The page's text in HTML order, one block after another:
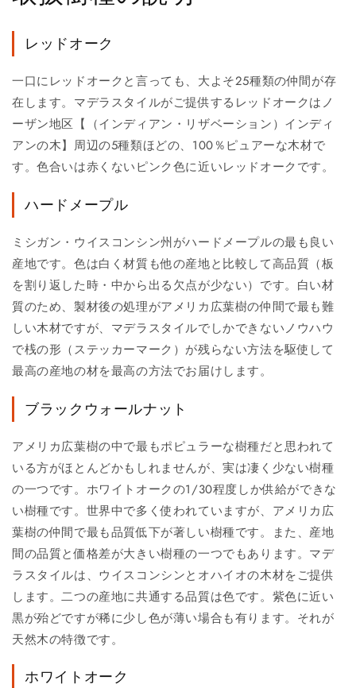
レッドオーク
一口にレッドオークと言っても、大よそ25種類の仲間が存
在します。マデラスタイルがご提供するレッドオークはノ
ーザン地区【（インディアン・リザベーション）インディ
アンの木】周辺の5種類ほどの、100％ピュアーな木材で
す。色合いは赤くないピンク色に近いレッドオークです。
ハードメープル
ミシガン・ウイスコンシン州がハードメープルの最も良い
産地です。色は白く材質も他の産地と比較して高品質（板
を割り返した時・中から出る欠点が少ない）です。白い材
質のため、製材後の処理がアメリカ広葉樹の仲間で最も難
しい木材ですが、マデラスタイルでしかできないノウハウ
で桟の形（ステッカーマーク）が残らない方法を駆使して
最高の産地の材を最高の方法でお届けします。
ブラックウォールナット
アメリカ広葉樹の中で最もポピュラーな樹種だと思われて
いる方がほとんどかもしれませんが、実は凄く少ない樹種
の一つです。ホワイトオークの1/30程度しか供給ができな
い樹種です。世界中で多く使われていますが、アメリカ広
葉樹の仲間で最も品質低下が著しい樹種です。また、産地
間の品質と価格差が大きい樹種の一つでもあります。マデ
ラスタイルは、ウイスコンシンとオハイオの木材をご提供
します。二つの産地に共通する品質は色です。紫色に近い
黒が殆どですが稀に少し色が薄い場合も有ります。それが
天然木の特徴です。
ホワイトオーク